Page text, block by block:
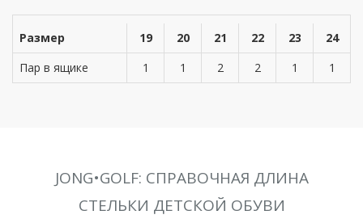
Размер 19 20 21 22 23
24
Пар в ящике
1 1 2 2 1 1
JONG•GOLF: СПРАВОЧНАЯ ДЛИНА
СТЕЛЬКИ ДЕТСКОЙ ОБУВИ